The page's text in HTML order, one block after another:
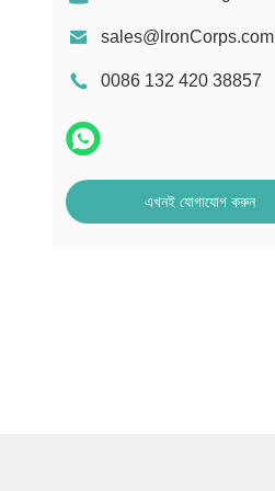
sales@lronCorps.com
0086 132 420 38857
এখনই যোগাযোগ করুন